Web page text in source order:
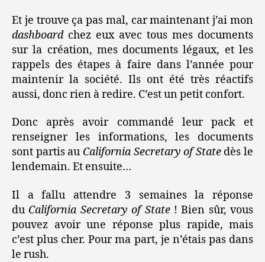
Et je trouve ça pas mal, car maintenant j’ai mon
dashboardchez eux avec tous mes documents
sur la création, mes documents légaux, et les
rappels des étapes à faire dans l’année pour
maintenir la société. Ils ont été très réactifs
aussi, donc rien à redire. C’est un petit confort.
Donc après avoir commandé leur pack et
renseigner les informations, les documents
sont partis au California Secretary of Statedès le
lendemain. Et ensuite…
Il a fallu attendre 3 semaines la réponse
du California Secretary of State! Bien sûr, vous
pouvez avoir une réponse plus rapide, mais
c’est plus cher. Pour ma part, je n’étais pas dans
le rush.